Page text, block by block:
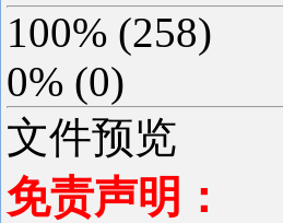
100% (258)
0% (0)
文件预览
免责声明：